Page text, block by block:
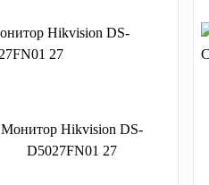
Монитор Hikvision DS-
D5027FN01 27